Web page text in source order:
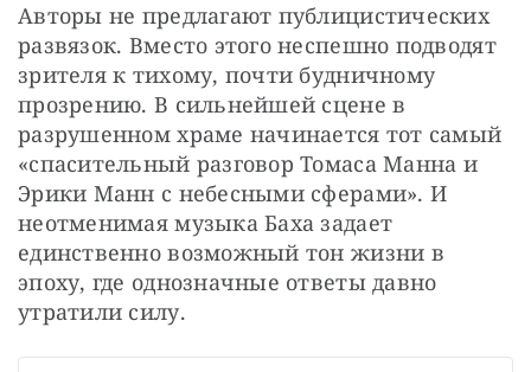
Авторы не предлагают публицистических
развязок. Вместо этого неспешно подводят
зрителя к тихому, почти будничному
прозрению. В сильнейшей сцене в
разрушенном храме начинается тот самый
«спасительный разговор Томаса Манна и
Эрики Манн с небесными сферами». И
неотменимая музыка Баха задает
единственно возможный тон жизни в
эпоху, где однозначные ответы давно
утратили силу.